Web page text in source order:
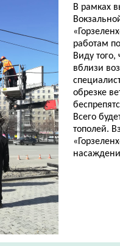
В рамках
работам
Виду
вблизи
обрезке
Всего
тополей.